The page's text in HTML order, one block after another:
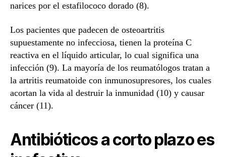
narices por el estafilococo dorado (8).
Los pacientes que padecen de osteoartritis
supuestamente no infecciosa, tienen la proteína C
reactiva en el líquido articular, lo cual significa una
infección (9). La mayoría de los reumatólogos tratan a
la artritis reumatoide con inmunosupresores, los cuales
acortan la vida al destruir la inmunidad (10) y causar
cáncer (11).
Antibióticos a corto plazo es